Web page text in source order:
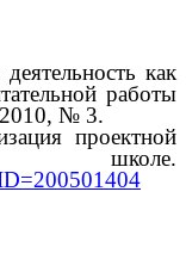
как
работы
2010, № 3.
проектной
школе.